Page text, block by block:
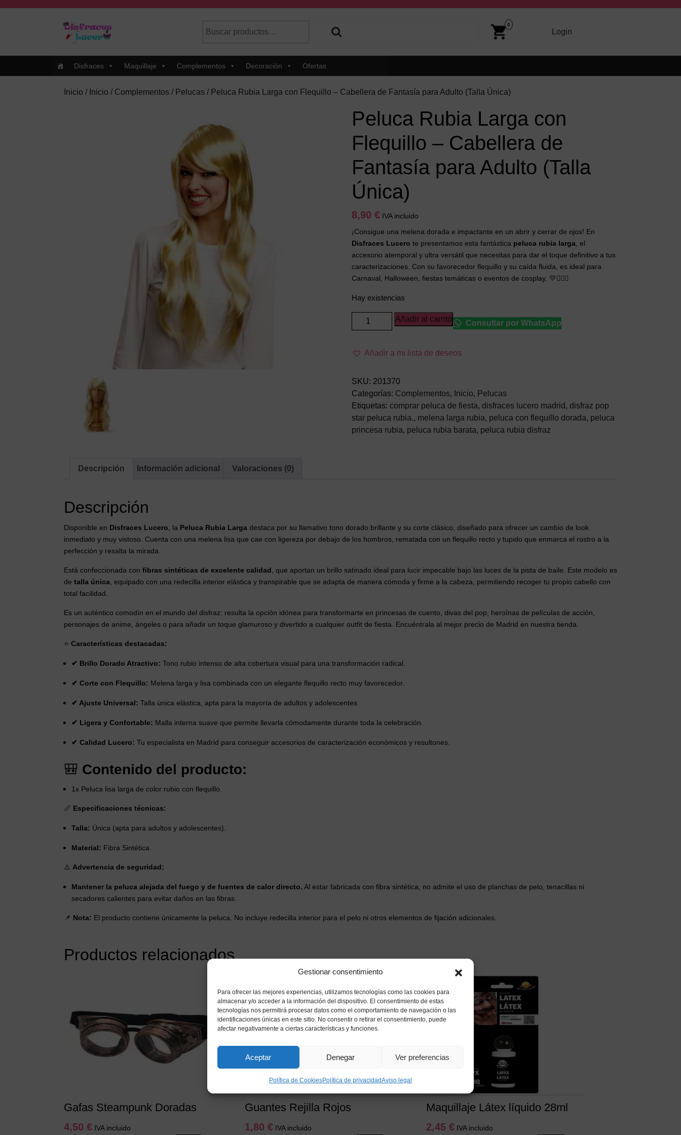
Gestionar consentimiento
Para ofrecer las mejores experiencias, utilizamos tecnologías como las cookies para
almacenar y/o acceder a la información del dispositivo. El consentimiento de estas
tecnologías nos permitirá procesar datos como el comportamiento de navegación o las
identificaciones únicas en este sitio. No consentir o retirar el consentimiento, puede
afectar negativamente a ciertas características y funciones.
Aceptar Denegar Ver preferencias
Política de CookiesPolítica de privacidadAviso legal
Cuando hay resultados autocompletados, puedes utilizar las flechas de arriba y abajo para revisarlos y Enter para ir a la página
0
Image
Login
Disfraces Maquillaje Complementos Decoración Ofertas
Inicio / Inicio / Complementos / Pelucas / Peluca Rubia Larga con Flequillo – Cabellera de Fantasía para Adulto (Talla Única)
Peluca Rubia Larga con
Flequillo – Cabellera de
Fantasía para Adulto (Talla
Única)
8,90 € IVA incluido
¡Consigue una melena dorada e impactante en un abrir y cerrar de ojos! En
Disfraces Lucero te presentamos esta fantástica peluca rubia larga , el
accesorio atemporal y ultra versátil que necesitas para dar el toque definitivo a tus
caracterizaciones. Con su favorecedor flequillo y su caída fluida, es ideal para
Carnaval, Halloween, fiestas temáticas o eventos de cosplay. 💛👱‍♀️✨
Hay existencias
Peluca
Rubia
con
–
Cabellera
de
Fantasía
para
Añadir al carrito Consultar por WhatsApp
Añadir a mi lista de deseos
SKU: 201370
Categorías: Complementos, Inicio, Pelucas
Etiquetas: comprar peluca de fiesta, disfraces lucero madrid , disfraz pop
star peluca rubia., melena larga rubia, peluca con flequillo dorada, peluca
princesa rubia, peluca rubia barata, peluca rubia disfraz
Descripción Información adicional Valoraciones (0)
Descripción
Disponible en Disfraces Lucero , la Peluca Rubia Larga destaca por su llamativo tono dorado brillante y su corte clásico, diseñado para ofrecer un cambio de look
inmediato y muy vistoso. Cuenta con una melena lisa que cae con ligereza por debajo de los hombros, rematada con un flequillo recto y tupido que enmarca el rostro a la
perfección y resalta la mirada.
Está confeccionada con fibras sintéticas de excelente calidad , que aportan un brillo satinado ideal para lucir impecable bajo las luces de la pista de baile. Este modelo es
de talla única , equipado con una redecilla interior elástica y transpirable que se adapta de manera cómoda y firme a la cabeza, permitiendo recoger tu propio cabello con
total facilidad.
Es un auténtico comodín en el mundo del disfraz: resulta la opción idónea para transformarte en princesas de cuento, divas del pop, heroínas de películas de acción,
personajes de anime, ángeles o para añadir un toque glamuroso y divertido a cualquier outfit de fiesta. Encuéntrala al mejor precio de Madrid en nuestra tienda.
⭐ Características destacadas:
✔ Brillo Dorado Atractivo: Tono rubio intenso de alta cobertura visual para una transformación radical.
✔ Corte con Flequillo: Melena larga y lisa combinada con un elegante flequillo recto muy favorecedor.
✔ Ajuste Universal: Talla única elástica, apta para la mayoría de adultos y adolescentes.
✔ Ligera y Confortable: Malla interna suave que permite llevarla cómodamente durante toda la celebración.
✔ Calidad Lucero: Tu especialista en Madrid para conseguir accesorios de caracterización económicos y resultones.
🎒 Contenido del producto:
1x Peluca lisa larga de color rubio con flequillo.
📏 Especificaciones técnicas:
Talla: Única (apta para adultos y adolescentes).
Material: Fibra Sintética.
⚠️ Advertencia de seguridad:
Mantener la peluca alejada del fuego y de fuentes de calor directo. Al estar fabricada con fibra sintética, no admite el uso de planchas de pelo, tenacillas ni
secadores calientes para evitar daños en las fibras.
📌 Nota: El producto contiene únicamente la peluca. No incluye redecilla interior para el pelo ni otros elementos de fijación adicionales.
Productos relacionados
Gafas Steampunk Doradas
4,50 € IVA incluido
Guantes Rejilla Rojos
1,80€ IVA incluido
Maquillaje Látex líquido 28ml
2,45 € IVA incluido